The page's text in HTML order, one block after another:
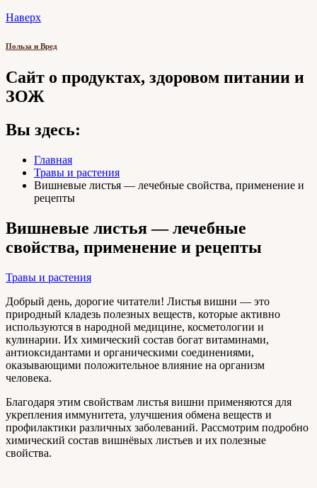
Наверх
Польза и Вред
Сайт о продуктах, здоровом питании и
ЗОЖ
Вы здесь:
Главная
Травы и растения
Вишневые листья — лечебные свойства, применение и
рецепты
Вишневые листья — лечебные
свойства, применение и рецепты
Травы и растения
Добрый день, дорогие читатели! Листья вишни — это
природный кладезь полезных веществ, которые активно
используются в народной медицине, косметологии и
кулинарии. Их химический состав богат витаминами,
антиоксидантами и органическими соединениями,
оказывающими положительное влияние на организм
человека.
Благодаря этим свойствам листья вишни применяются для
укрепления иммунитета, улучшения обмена веществ и
профилактики различных заболеваний. Рассмотрим подробно
химический состав вишнёвых листьев и их полезные
свойства.